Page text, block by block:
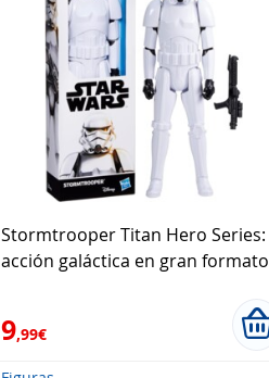
Stormtrooper Titan Hero Series:
acción galáctica en gran formato
9,99€